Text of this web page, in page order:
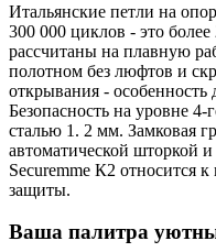
Итальянские петли на
300 000 циклов - это
рассчитаны на плавную
полотном без люфтов и
открывания -
Безопасность на уровне 4-
сталью 1. 2 мм. Замковая
автоматической шторкой
Securemme К2 относится
защиты.
Ваша палитра